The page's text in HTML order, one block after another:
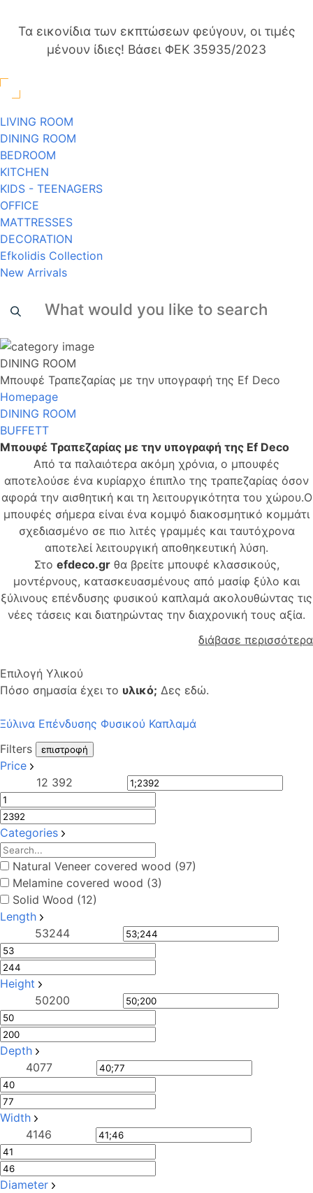
Τα εικονίδια των εκπτώσεων φεύγουν, οι τιμές
μένουν ίδιες! Βάσει ΦΕΚ 35935/2023
LIVING ROOM
DINING ROOM
BEDROOM
KITCHEN
KIDS - TEENAGERS
OFFICE
MATTRESSES
DECORATION
Efkolidis Collection
New Arrivals
DINING ROOM
Μπουφέ Τραπεζαρίας με την υπογραφή της Ef Deco
Homepage
DINING ROOM
BUFFETT
Μπουφέ Τραπεζαρίας με την υπογραφή της Ef Deco
Από τα παλαιότερα ακόμη χρόνια, ο μπουφές
αποτελούσε ένα κυρίαρχο έπιπλο της τραπεζαρίας όσον
αφορά την αισθητική και τη λειτουργικότητα του χώρου.Ο
μπουφές σήμερα είναι ένα κομψό διακοσμητικό κομμάτι
σχεδιασμένο σε πιο λιτές γραμμές και ταυτόχρονα
αποτελεί λειτουργική αποθηκευτική λύση.
Στο efdeco.grθα βρείτε μπουφέ κλασσικούς,
μοντέρνους, κατασκευασμένους από μασίφ ξύλο και
ξύλινους επένδυσης φυσικού καπλαμά ακολουθώντας τις
νέες τάσεις και διατηρώντας την διαχρονική τους αξία.
διάβασε περισσότερα
Επιλογή Υλικού
Πόσο σημασία έχει το υλικό; Δες εδώ.
Ξύλινα Επένδυσης Φυσικού Καπλαμά
Filters
επιστροφή
Price
12 392
Categories
Natural Veneer covered wood (97)
Melamine covered wood (3)
Solid Wood (12)
Length
53244
Height
50200
Depth
4077
Width
4146
Diameter